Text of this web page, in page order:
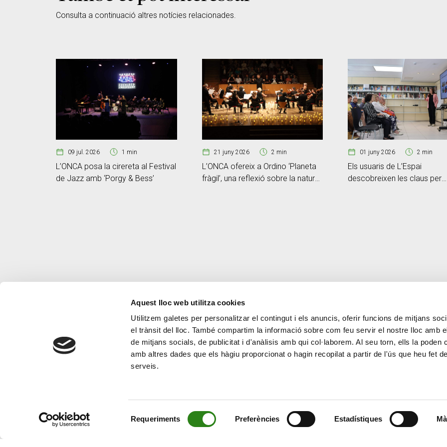
Aquest lloc web utilitza cookies
Utilitzem galetes per personalitzar el contingut i els anuncis, oferir funcions de mitjans
el trànsit del lloc. També compartim la informació sobre com feu servir el nostre lloc amb
de mitjans socials, de publicitat i d'anàlisis amb qui col·laborem. Al seu torn, ells la poden
amb altres dades que els hàgiu proporcionat o hagin recopilat a partir de l'ús que heu fet
serveis.
Requeriments Preferències Estadístiques
Consulta a continuació altres notícies relacionades.
09 jul. 2026 1 min
L’ONCA posa la cirereta al Festival
de Jazz amb ‘Porgy & Bess’
21 juny 2026 2 min
L’ONCA ofereix a Ordino ‘Planeta
fràgil’, una reflexió sobre la natura i
01 juny 2026 2 min
Els usuaris de L’Espai
descobreixen les claus per
CONTACTE
+376 88 88 88
MÉS CREAND
Govern